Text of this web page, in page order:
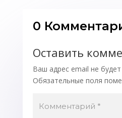
0
Оставить
Ваш адрес email не
Обязательные поля